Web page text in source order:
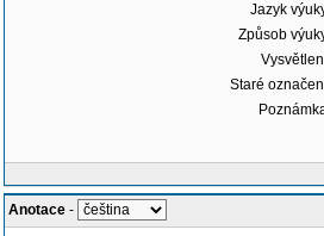
Jazyk
Způsob
Staré
Anotace -